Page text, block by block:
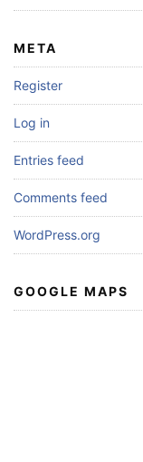
META
Register
Log in
Entries feed
Comments feed
WordPress.org
GOOGLE MAPS